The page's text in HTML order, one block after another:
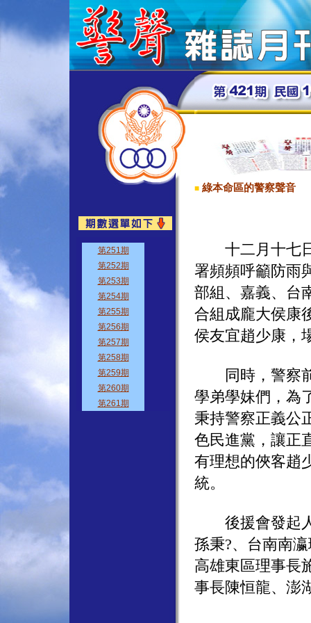
■ 綠本命區的警察聲音
十二月十七日
署頻頻呼籲防雨
部組、嘉義、台
合組成龐大侯康
侯友宜趙少康，
同時，警察前
學弟學妹們，為
秉持警察正義公
色民進黨，讓正
有理想的俠客趙
統。
後援會發起人
孫秉?、台南南
高雄東區理事長
事長陳恒龍、澎